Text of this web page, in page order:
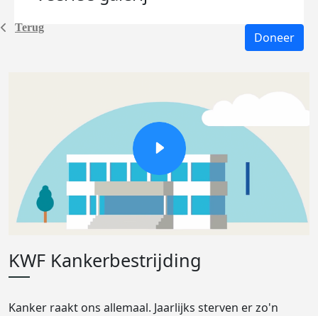
Terug
Doneer
KWF Kankerbestrijding
Kanker raakt ons allemaal. Jaarlijks sterven er zo'n